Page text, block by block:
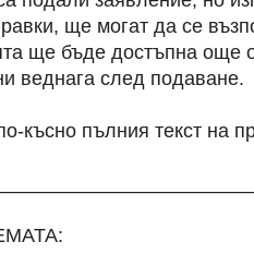
ще могат да се
ще бъде достъпна още
веднага след подаване.
късно пълния текст на